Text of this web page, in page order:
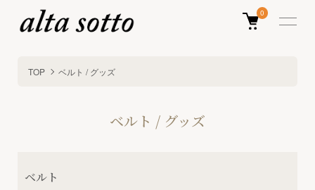
0
TOP ベルト / グッズ
ベルト / グッズ
ベルト